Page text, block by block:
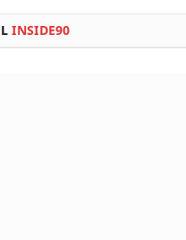
INSIDE90